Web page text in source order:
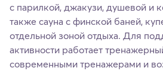
с парилкой, джакузи, душевой и
также сауна с финской баней,
отдельной зоной отдыха. Для
активности работает
современными тренажерами и